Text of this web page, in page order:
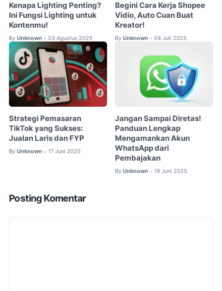
Kenapa Lighting Penting?
Ini Fungsi Lighting untuk
Kontenmu!
By Unknown • 03 Agustus 2025
Begini Cara Kerja Shopee
Vidio, Auto Cuan Buat
Kreator!
By Unknown • 04 Juli 2025
Strategi Pemasaran
TikTok yang Sukses:
Jualan Laris dan FYP
By Unknown • 17 Juni 2025
Jangan Sampai Diretas!
Panduan Lengkap
Mengamankan Akun
WhatsApp dari
Pembajakan
By Unknown • 19 Juni 2025
Posting Komentar